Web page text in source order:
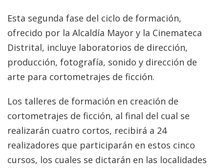
Esta segunda fase del ciclo de formación,
ofrecido por la Alcaldía Mayor y la Cinemateca
Distrital, incluye laboratorios de dirección,
producción, fotografía, sonido y dirección de
arte para cortometrajes de ficción.
Los talleres de formación en creación de
cortometrajes de ficción, al final del cual se
realizarán cuatro cortos, recibirá a 24
realizadores que participarán en estos cinco
cursos, los cuales se dictarán en las localidades